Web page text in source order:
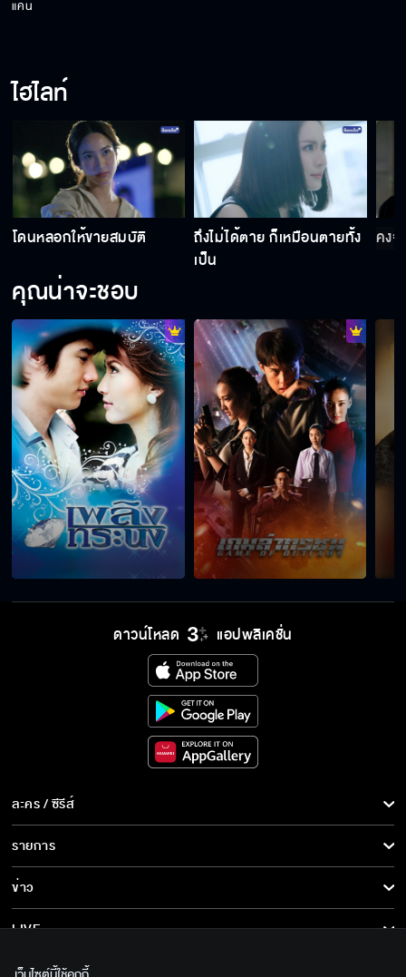
เก่งขอพื้นที่ตัวเองคืนนะครับ
เตรียมรับมือกับปิศาจในตัวพี่ได้เลย
อย่าดูถูกผมเกินไป
ปรางไม่ได้รังเกียจหลานหรอกนะคะ
เริ่มเกมได้!!
ถ้าเธอไม่ทำพี่จะจัดการเอง
แค้น คืนนี้เสนอเป็นตอนแรก
แค้น เร็วๆ นี้
แค้น
ไฮไลท์
โดนหลอกให้ขายสมบัติ
ถึงไม่ได้ตาย ก็เหมือนตายทั้ง
เป็น
คงจ
คุณน่าจะชอบ
ดาวน์โหลด แอปพลิเคชั่น
ละคร / ซีรีส์
ละคร/ซีรีส์
ซีรีส์นานาชาติ
การ์ตูน & เกม
รายการ
รายการทั้งหมด
ข่าว
ข่าวทั้งหมด
LIVE
เกี่ยวกับเรา